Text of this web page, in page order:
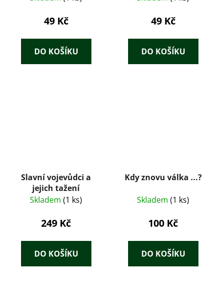
49 Kč
DO KOŠÍKU
49 Kč
DO KOŠÍKU
Slavní vojevůdci a
jejich tažení
Skladem (1 ks)
249 Kč
DO KOŠÍKU
Kdy znovu válka ...?
Skladem (1 ks)
100 Kč
DO KOŠÍKU